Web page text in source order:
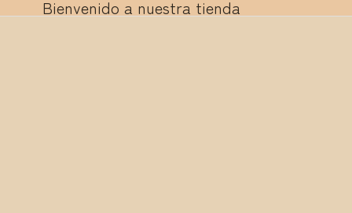
Bienvenido a nuestra tienda